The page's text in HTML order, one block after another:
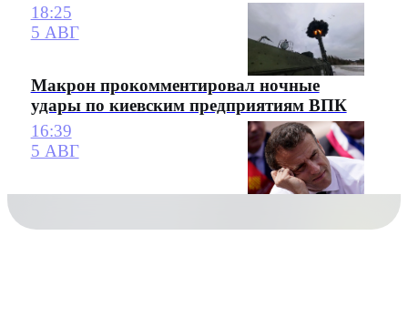
18:25
5 АВГ
Макрон прокомментировал ночные
удары по киевским предприятиям ВПК
16:39
5 АВГ